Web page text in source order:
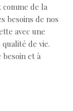
de la
besoins de nos
avec une
de vie.
et à